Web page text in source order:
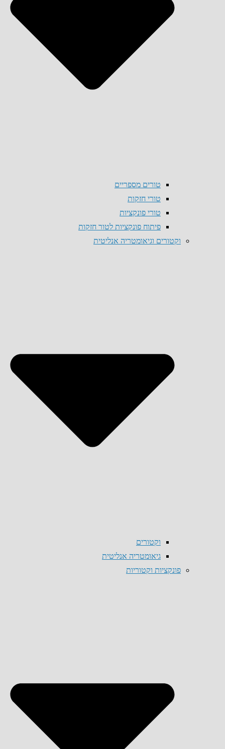
טורים מספריים
טורי חזקות
טורי פונקציות
פיתוח פונקציות לטור חזקות
וקטורים וגיאומטריה אנליטית
וקטורים
גיאומטריה אנליטית
פונקציות וקטוריות